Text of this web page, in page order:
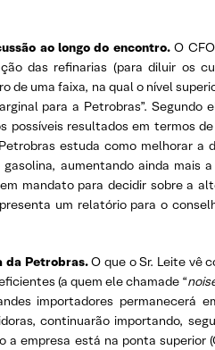
ao longo do encontro.O
das refinarias (para diluir os
uma faixa, na qual o nível
para a Petrobras”.
possíveis resultados em termos
estuda como melhorar a
aumentando ainda mais
mandato para decidir sobre a
um relatório para o
da Petrobras.O que o Sr. Leite vê
(a quem ele chamade “
importadores permanecerá
continuarão importando,
empresa está na ponta superior